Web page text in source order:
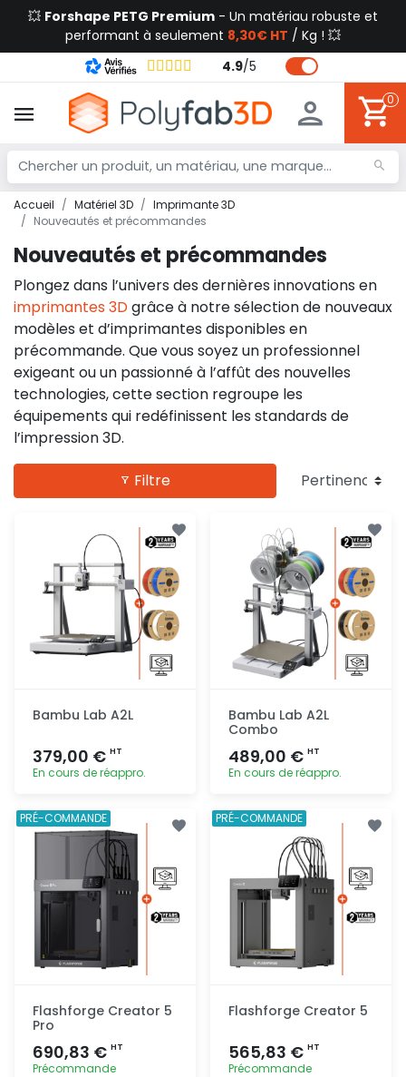
💥 Forshape PETG Premium - Un matériau robuste et
performant à seulement 8,30€ HT / Kg ! 💥
4.9/5
0
Accueil Matériel 3D
Imprimante 3D
Nouveautés et précommandes
Nouveautés et précommandes
Plongez dans l’univers des dernières innovations en
imprimantes 3Dgrâce à notre sélection de nouveaux
modèles et d’imprimantes disponibles en
précommande. Que vous soyez un professionnel
exigeant ou un passionné à l’affût des nouvelles
technologies, cette section regroupe les
équipements qui redéfinissent les standards de
l’impression 3D.
Filtre
Bambu Lab A2L
379,00 € HT
En cours de réappro.
rapide
Bambu Lab A2L
Combo
489,00 € HT
En cours de réappro.
rapide
Flashforge Creator 5
Pro
690,83 € HT
Précommande
PRÉ-COMMANDE
Flashforge Creator 5
565,83 € HT
Précommande
PRÉ-COMMANDE